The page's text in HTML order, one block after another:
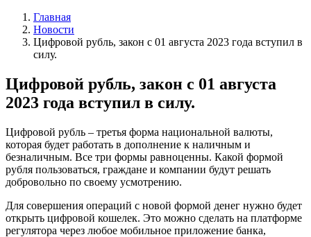
Главная
Новости
Цифровой рубль, закон с 01 августа 2023 года вступил в
силу.
Цифровой рубль, закон с 01 августа
2023 года вступил в силу.
Цифровой рубль – третья форма национальной валюты,
которая будет работать в дополнение к наличным и
безналичным. Все три формы равноценны. Какой формой
рубля пользоваться, граждане и компании будут решать
добровольно по своему усмотрению.
Для совершения операций с новой формой денег нужно будет
открыть цифровой кошелек. Это можно сделать на платформе
регулятора через любое мобильное приложение банка,